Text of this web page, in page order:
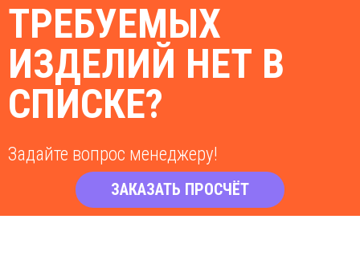
ТРЕБУЕМЫХ
ИЗДЕЛИЙ НЕТ В
СПИСКЕ?
Задайте вопрос менеджеру!
ЗАКАЗАТЬ ПРОСЧЁТ